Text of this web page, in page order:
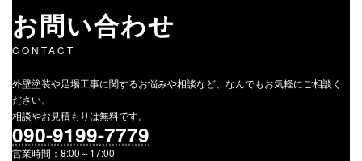
お問い合わせ
CONTACT
外壁塗装や足場工事に関するお悩みや相談など、なんでもお気軽にご相談く
ださい。
相談やお見積もりは無料です。
090-9199-7779
営業時間：8:00～17:00